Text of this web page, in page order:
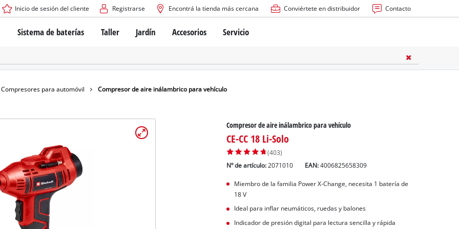
Inicio de sesión del cliente Registrarse Encontrá la tienda más cercana Conviértete en distribuidor Contacto
Sistema de baterías
El sistema de baterías Power X-Change
Sobre Einhell PROFESSIONAL
Todos los dispositivos PROFESSIONAL
Herramientas eléctricas PROFESSIONAL
Herramientas de jardín PROFESSIONAL
Taller
Atornilladores inalámbricos
Taladros de columna
Routers para madera
Jardín
Cortadoras de césped a batería
Cortadoras de césped manuales
Accesorios Servicio
Compresores para automóvil Compresor de aire inálambrico para vehículo
Compresor de aire inálambrico para vehículo
CE-CC 18 Li-Solo
(403)
Nº de artículo: 2071010 EAN:4006825658309
Miembro de la familia Power X-Change, necesita 1 batería de
18 V
Ideal para inflar neumáticos, ruedas y balones
Indicador de presión digital para lectura sencilla y rápida